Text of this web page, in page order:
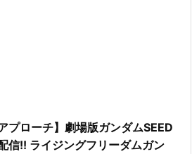
プローチ】劇場版ガンダムSEED
信!! ライジングフリーダムガン